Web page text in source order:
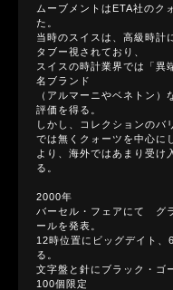
ムーブメントはETA社のク
た。
当時のスイスは、高級時計
タブー視されており、
スイスの時計業界では「異
名ブランド
（アルマーニやベネトン
評価を得る。
しかし、コレクションのバ
では無くクォーツを中心に
より、海外ではあまり受け
る。
2000年
バーセル・フェアにて グ
ールを発表。
12時位置にビッグデイト、
る。
文字盤と針にブラック・
100個限定